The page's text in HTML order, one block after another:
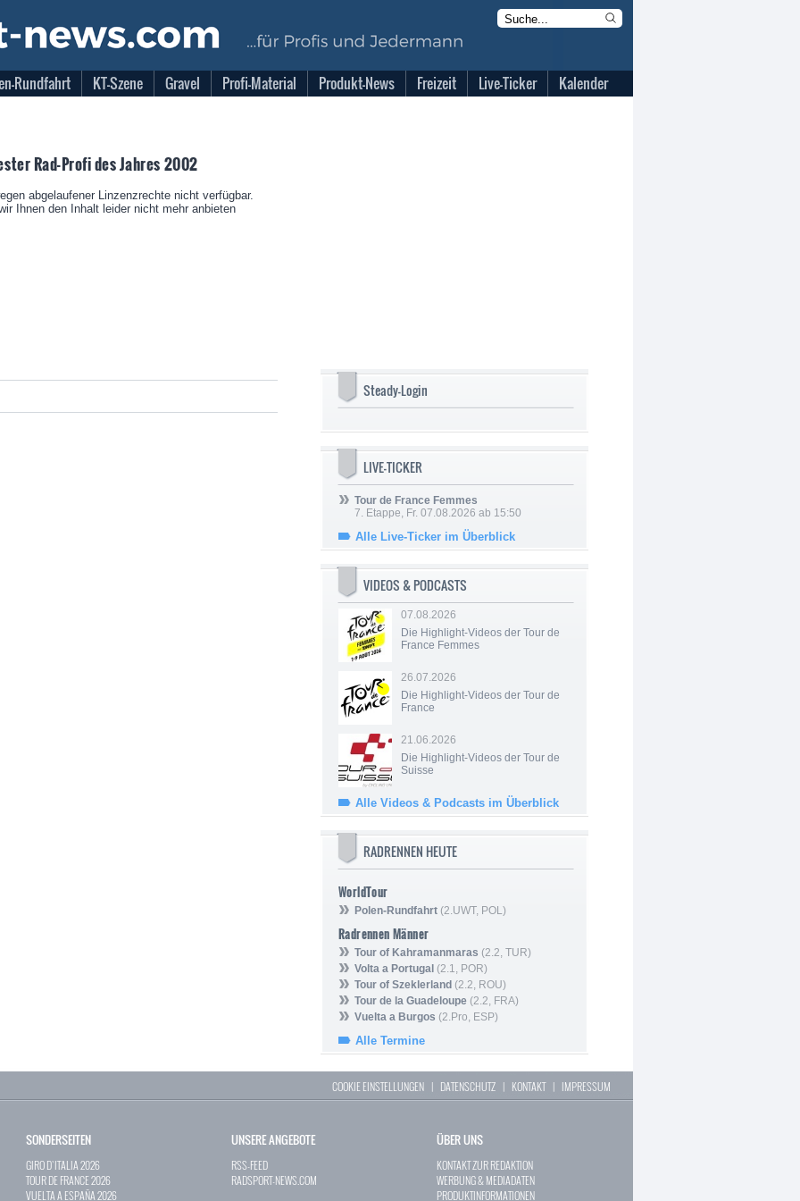
Rundfahrt KT-Szene Gravel Profi-Material Produkt-News Freizeit Live-Ticker Kalender
Rad-Profi des Jahres 2002
abgelaufener Linzenzrechte nicht verfügbar.
Ihnen den Inhalt leider nicht mehr anbieten
Steady-Login
LIVE-TICKER
Tour de France Femmes
7. Etappe, Fr. 07.08.2026 ab 15:50
Alle Live-Ticker im Überblick
VIDEOS & PODCASTS
07.08.2026
Die Highlight-Videos der Tour de
France Femmes
26.07.2026
Die Highlight-Videos der Tour de
France
21.06.2026
Die Highlight-Videos der Tour de
Suisse
Alle Videos & Podcasts im Überblick
RADRENNEN HEUTE
WorldTour
Polen-Rundfahrt (2.UWT, POL)
Radrennen Männer
Tour of Kahramanmaras (2.2, TUR)
Volta a Portugal (2.1, POR)
Tour of Szeklerland (2.2, ROU)
Tour de la Guadeloupe (2.2, FRA)
Vuelta a Burgos (2.Pro, ESP)
Alle Termine
COOKIE EINSTELLUNGEN | DATENSCHUTZ | KONTAKT| IMPRESSUM
SONDERSEITEN
GIRO D`ITALIA 2026
TOUR DE FRANCE 2026
VUELTA A ESPAÑA 2026
UNSERE ANGEBOTE
RSS-FEED
RADSPORT-NEWS.COM
ÜBER UNS
KONTAKT ZUR REDAKTION
WERBUNG & MEDIADATEN
PRODUKTINFORMATIONEN